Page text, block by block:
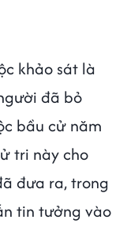
khảo sát là
đã bỏ
bầu cử năm
tri này cho
đưa ra, trong
tin tưởng vào